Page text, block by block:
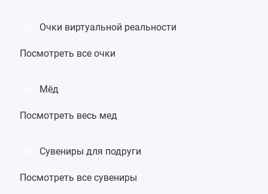
Очки виртуальной реальности
Посмотреть все очки
Мёд
Посмотреть весь мед
Сувениры для подруги
Посмотреть все сувениры